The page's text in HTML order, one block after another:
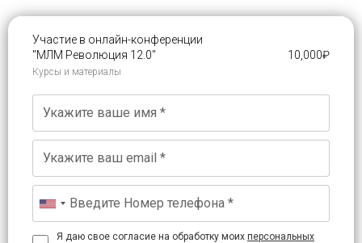
Участие в онлайн-конференции
"МЛМ Революция 12.0"
Курсы и материалы
10,000₽
Я даю свое согласие на обработку моих персональных